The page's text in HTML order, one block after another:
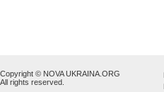
Copyright © NOVA UKRAINA.ORG
All rights reserved.